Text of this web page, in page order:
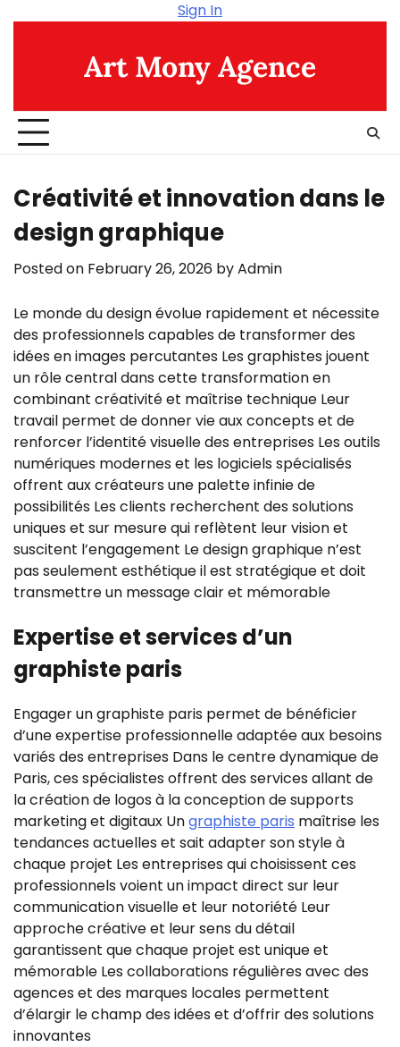
Sign In
Art Mony Agence
Créativité et innovation dans le
design graphique
Posted on February 26, 2026 byAdmin
Le monde du design évolue rapidement et nécessite
des professionnels capables de transformer des
idées en images percutantes Les graphistes jouent
un rôle central dans cette transformation en
combinant créativité et maîtrise technique Leur
travail permet de donner vie aux concepts et de
renforcer l’identité visuelle des entreprises Les outils
numériques modernes et les logiciels spécialisés
offrent aux créateurs une palette infinie de
possibilités Les clients recherchent des solutions
uniques et sur mesure qui reflètent leur vision et
suscitent l’engagement Le design graphique n’est
pas seulement esthétique il est stratégique et doit
transmettre un message clair et mémorable
Expertise et services d’un
graphiste paris
Engager un graphiste paris permet de bénéficier
d’une expertise professionnelle adaptée aux besoins
variés des entreprises Dans le centre dynamique de
Paris, ces spécialistes offrent des services allant de
la création de logos à la conception de supports
marketing et digitaux Ungraphiste paris maîtrise les
tendances actuelles et sait adapter son style à
chaque projet Les entreprises qui choisissent ces
professionnels voient un impact direct sur leur
communication visuelle et leur notoriété Leur
approche créative et leur sens du détail
garantissent que chaque projet est unique et
mémorable Les collaborations régulières avec des
agences et des marques locales permettent
d’élargir le champ des idées et d’offrir des solutions
innovantes